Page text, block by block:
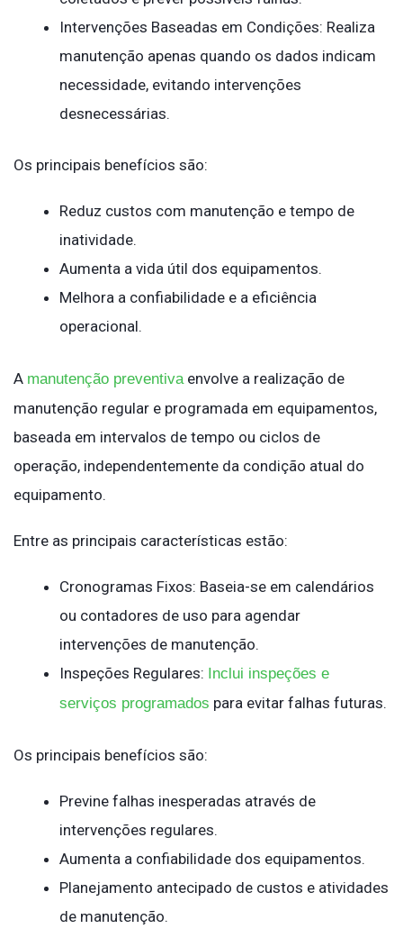
Intervenções Baseadas em Condições: Realiza
manutenção apenas quando os dados indicam
necessidade, evitando intervenções
desnecessárias.
Os principais benefícios são:
Reduz custos com manutenção e tempo de
inatividade.
Aumenta a vida útil dos equipamentos.
Melhora a confiabilidade e a eficiência
operacional.
A manutenção preventiva envolve a realização de
manutenção regular e programada em equipamentos,
baseada em intervalos de tempo ou ciclos de
operação, independentemente da condição atual do
equipamento.
Entre as principais características estão:
Cronogramas Fixos: Baseia-se em calendários
ou contadores de uso para agendar
intervenções de manutenção.
Inspeções Regulares: Inclui inspeções e
serviços programados para evitar falhas futuras.
Os principais benefícios são:
Previne falhas inesperadas através de
intervenções regulares.
Aumenta a confiabilidade dos equipamentos.
Planejamento antecipado de custos e atividades
de manutenção.